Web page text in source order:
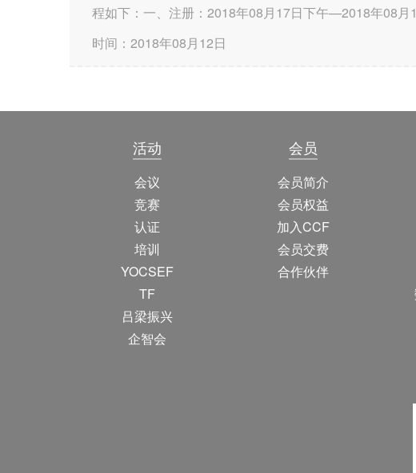
程如下：一、注册：2018年08月17日下午—2018年08
活动安排1、&#32;3:00-3:40&#32;YO...
时间：2018年08月12日
活动
会议
竞赛
认证
培训
YOCSEF
TF
吕梁振兴
企智会
会员
会员简介
会员权益
加入CCF
会员交费
合作伙伴